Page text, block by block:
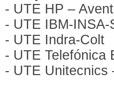
- UTE HP –
- UTE IBM-INSA-
- UTE Indra-Colt
- UTE Telefónica
- UTE Unitecnics